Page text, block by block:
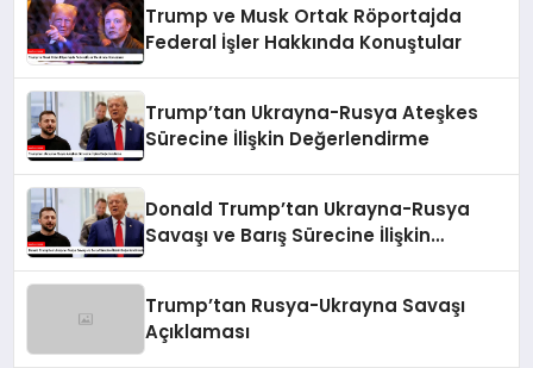
Trump ve Musk Ortak Röportajda
Federal İşler Hakkında Konuştular
Trump’tan Ukrayna-Rusya Ateşkes
Sürecine İlişkin Değerlendirme
Donald Trump’tan Ukrayna-Rusya
Savaşı ve Barış Sürecine İlişkin
Trump’tan Rusya-Ukrayna Savaşı
Açıklaması